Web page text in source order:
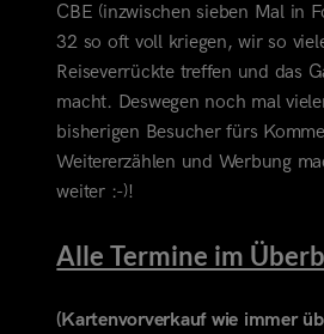
CBE (inzwischen sieben Mal in
32 so oft voll kriegen, wir so
Reiseverrückte treffen und das
macht. Deswegen noch mal
bisherigen Besucher fürs
Weitererzählen und Werbung
weiter :-)!
Alle Termine im
(Kartenvorverkauf wie immer